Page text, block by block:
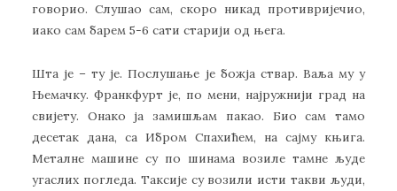
говорио. Слушао сам, скоро никад противријечио,
иако сам барем 5-6 сати старији од њега.
Шта је – ту је. Послушање је божја ствар. Ваља му у
Њемачку. Франкфурт је, по мени, најружнији град на
свијету. Онако ја замишљам пакао. Био сам тамо
десетак дана, са Ибром Спахићем, на сајму књига.
Металне машине су по шинама возиле тамне људе
угаслих погледа. Таксије су возили исти такви људи,